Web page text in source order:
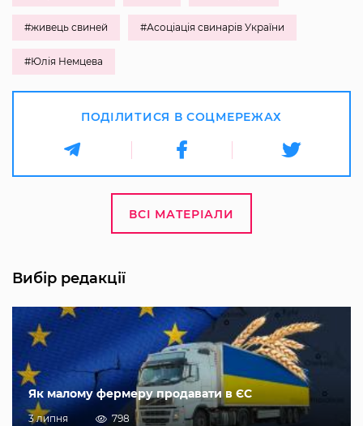
#живець свиней #Асоціація свинарів України
#Юлія Немцева
ПОДІЛИТИСЯ В СОЦМЕРЕЖАХ
ВСІ МАТЕРІАЛИ
Вибір редакції
Як малому фермеру продавати в ЄС
3 липня 798